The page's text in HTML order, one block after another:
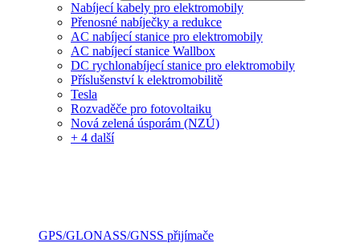
Nabíjecí kabely pro elektromobily
Přenosné nabíječky a redukce
AC nabíjecí stanice pro elektromobily
AC nabíjecí stanice Wallbox
DC rychlonabíjecí stanice pro elektromobily
Příslušenství k elektromobilitě
Tesla
Rozvaděče pro fotovoltaiku
Nová zelená úsporám (NZÚ)
+ 4 další
GPS/GLONASS/GNSS přijímače